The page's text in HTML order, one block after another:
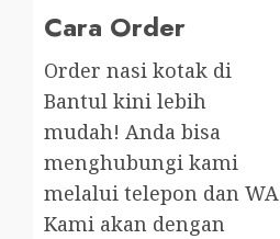
Cara Order
Order nasi kotak di
Bantul kini lebih
mudah! Anda bisa
menghubungi kami
melalui telepon dan WA
Kami akan dengan